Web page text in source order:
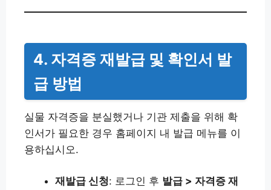
4. 자격증 재발급 및 확인서 발
급 방법
실물 자격증을 분실했거나 기관 제출을 위해 확
인서가 필요한 경우 홈페이지 내 발급 메뉴를 이
용하십시오.
재발급 신청: 로그인 후 발급 > 자격증 재